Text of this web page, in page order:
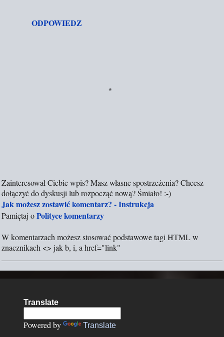
ODPOWIEDZ
P
r
z
e
i
Zainteresował Ciebie wpis? Masz własne spostrzeżenia? Chcesz
dołączyć do dyskusji lub rozpocząć nową? Śmiało! :-)
Jak możesz zostawić komentarz? - Instrukcja
Pamiętaj oPolityce komentarzy
W komentarzach możesz stosować podstawowe tagi HTML w
znacznikach <> jak b, i, a href="link"
Translate
Powered by Translate